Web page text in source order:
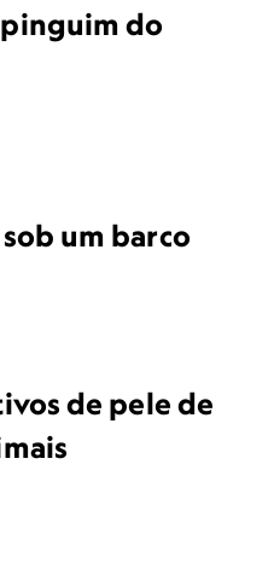
do
um barco
de pele de